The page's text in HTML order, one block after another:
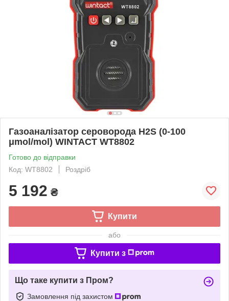
Газоаналізатор сероворода H2S (0-100
μmol/mol) WINTACT WT8802
Готово до відправки
Код: WT8802
Роздріб
5 192 ₴
Купити
або
Купити з
Що таке купити з Пром?
Замовлення під захистом